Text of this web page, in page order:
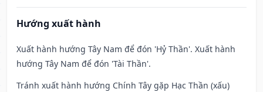
Hướng xuất hành
Xuất hành hướng Tây Nam để đón 'Hỷ Thần'. Xuất hành
hướng Tây Nam để đón 'Tài Thần'.
Tránh xuất hành hướng Chính Tây gặp Hạc Thần (xấu)